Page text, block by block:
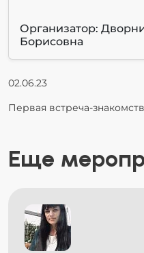
Организатор:
Борисовна
02.06.23
Первая встреча-
Еще